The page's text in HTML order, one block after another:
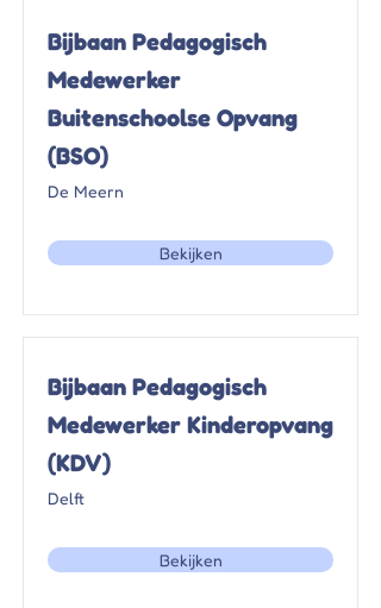
Bijbaan Pedagogisch
Medewerker
Buitenschoolse Opvang
(BSO)
De Meern
Bekijken
Bijbaan Pedagogisch
Medewerker Kinderopvang
(KDV)
Delft
Bekijken